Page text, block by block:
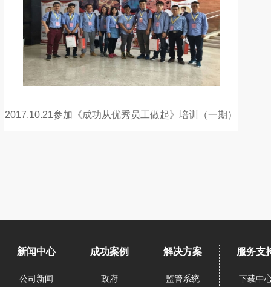
2017.10.21参加《成功从优秀员工做起》培训（一期）
新闻中心
公司新闻
成功案例
政府
解决方案
监管系统
服务支
下载中